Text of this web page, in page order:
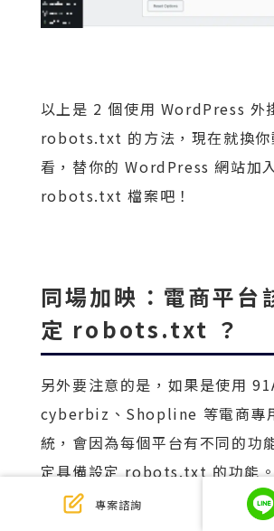
專案諮詢
以上是 2 個使用 WordPress 外
robots.txt 的方法，現在就換你
看，替你的 WordPress 網站加入
robots.txt 檔案吧！
同場加映：電商平台
定 robots.txt ？
另外要注意的是，如果是使用
cyberbiz、Shopline 等電商專
統，會因為每個平台有不同的功
定具備設定 robots.txt 的功能
所以如果身為電商經營者，如果